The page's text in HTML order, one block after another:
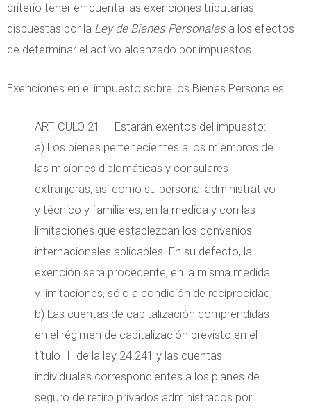
criterio tener en cuenta las exenciones tributarias
dispuestas por la Ley de Bienes Personales a los efectos
de determinar el activo alcanzado por impuestos.
Exenciones en el impuesto sobre los Bienes Personales.
ARTICULO 21 — Estarán exentos del impuesto:
a) Los bienes pertenecientes a los miembros de
las misiones diplomáticas y consulares
extranjeras, así como su personal administrativo
y técnico y familiares, en la medida y con las
limitaciones que establezcan los convenios
internacionales aplicables. En su defecto, la
exención será procedente, en la misma medida
y limitaciones, sólo a condición de reciprocidad;
b) Las cuentas de capitalización comprendidas
en el régimen de capitalización previsto en el
título III de la ley 24.241 y las cuentas
individuales correspondientes a los planes de
seguro de retiro privados administrados por